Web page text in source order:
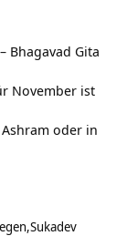
Bhagavad Gita
November ist
oder in
Sukadev